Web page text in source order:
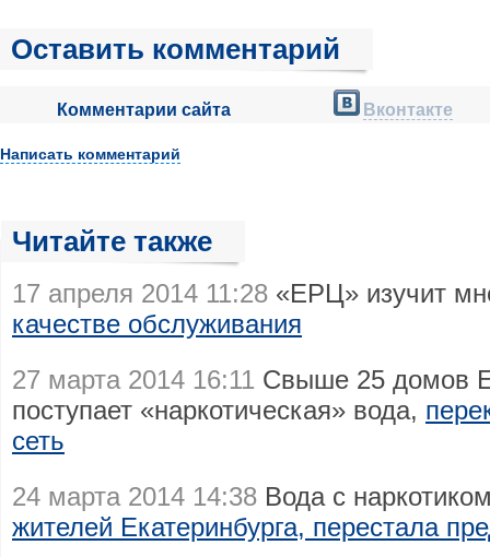
Оставить комментарий
Комментарии сайта Вконтакте
Написать комментарий
Читайте также
17 апреля 2014 11:28 «ЕРЦ» изучит
качестве обслуживания
27 марта 2014 16:11 Свыше 25 домов
поступает «наркотическая» вода,
сеть
24 марта 2014 14:38 Вода с
жителей Екатеринбурга, перестала